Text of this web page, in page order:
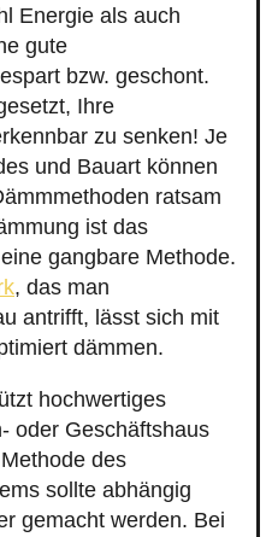
Energie als auch
gute
bzw. geschont.
Ihre
zu senken! Je
und Bauart können
ratsam
ist das
gangbare Methode.
, das man
antrifft, lässt sich mit
dämmen.
hochwertiges
oder Geschäftshaus
des
sollte abhängig
gemacht werden. Bei